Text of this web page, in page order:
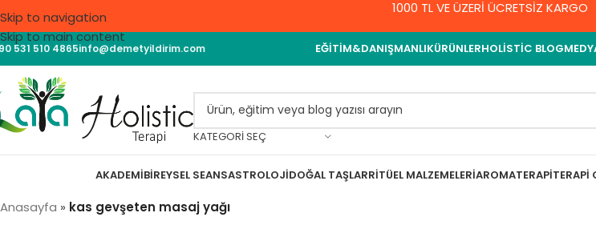
Skip to navigation
Skip to main content
1000 TL VE ÜZERİ ÜCRETSİZ KARGO
531 510 4865info@demetyildirim.com EĞITIM&DANIŞMANLIKÜRÜNLERHOLISTIC BLOG
KATEGORI SEÇ
AKADEMIBIREYSEL SEANSASTROLOJIDOĞAL TAŞLARRITÜEL MALZEMELERIAROMATERAPITERAPI
Anasayfa » kas gevşeten masaj yağı